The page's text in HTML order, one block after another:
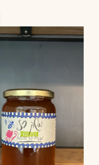
נואר
שדות
ים